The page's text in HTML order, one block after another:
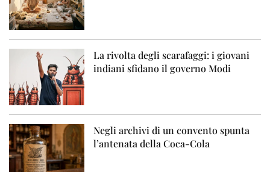
La rivolta degli scarafaggi: i giovani
indiani sfidano il governo Modi
Negli archivi di un convento spunta
l’antenata della Coca-Cola